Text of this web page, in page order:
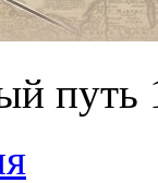
путь